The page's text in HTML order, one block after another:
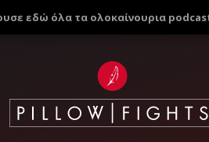
εδώ όλα τα ολοκαίνουρια